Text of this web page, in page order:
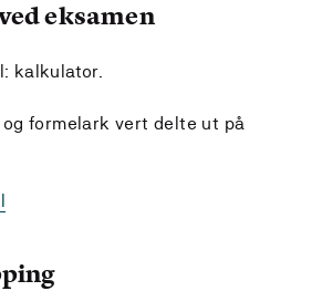
eksamen
kalkulator.
formelark vert delte ut på